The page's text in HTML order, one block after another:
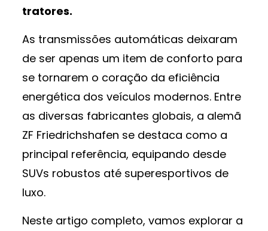
tratores.
As transmissões automáticas deixaram
de ser apenas um item de conforto para
se tornarem o coração da eficiência
energética dos veículos modernos. Entre
as diversas fabricantes globais, a alemã
ZF Friedrichshafen se destaca como a
principal referência, equipando desde
SUVs robustos até superesportivos de
luxo.
Neste artigo completo, vamos explorar a